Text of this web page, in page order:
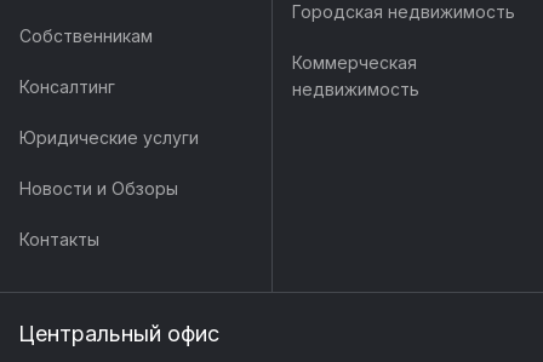
Собственникам
Консалтинг
Юридические услуги
Новости и Обзоры
Контакты
Городская недвижимость
Коммерческая
недвижимость
Центральный офис